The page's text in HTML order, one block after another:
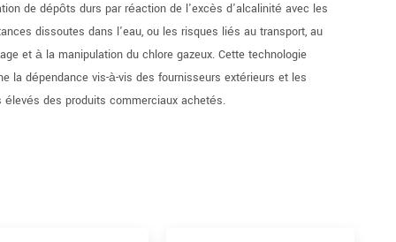
de dépôts durs par réaction de l'excès d'alcalinité avec les
dissoutes dans l'eau, ou les risques liés au transport, au
et à la manipulation du chlore gazeux. Cette technologie
la dépendance vis-à-vis des fournisseurs extérieurs et les
élevés des produits commerciaux achetés.